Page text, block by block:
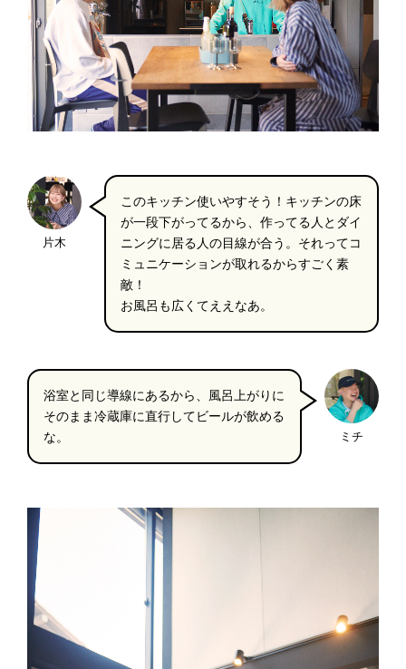
片木
このキッチン使いやすそう！キッチンの床
が一段下がってるから、作ってる人とダイ
ニングに居る人の目線が合う。それってコ
ミュニケーションが取れるからすごく素
敵！
お風呂も広くてええなあ。
ミチ
浴室と同じ導線にあるから、風呂上がりに
そのまま冷蔵庫に直行してビールが飲める
な。